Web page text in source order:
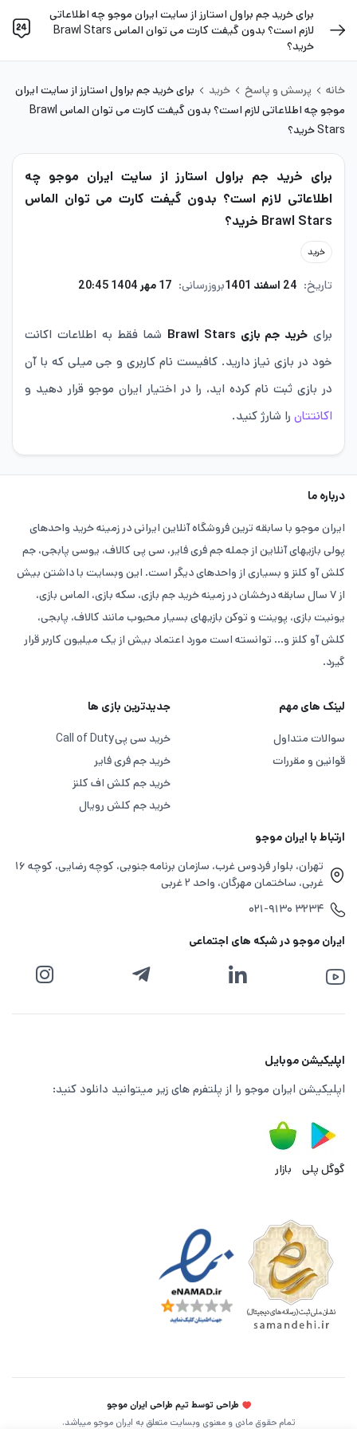
برای خرید جم براول استارز از سایت ایران موجو چه اطلاعاتی
لازم است؟ بدون گیفت کارت می توان الماس Brawl Stars
خرید؟
خانه پرسش و پاسخ خرید
برای خرید جم براول استارز از سایت ایران
موجو چه اطلاعاتی لازم است؟ بدون گیفت کارت می توان الماس Brawl
Stars خرید؟
برای خرید جم براول استارز از سایت ایران موجو چه
اطلاعاتی لازم است؟ بدون گیفت کارت می توان الماس
Brawl Stars خرید؟
خرید
تاریخ: 24 اسفند 1401 بروزرسانی: 17 مهر 1404 20:45
برای خرید جم بازی Brawl Stars
شما فقط به اطلاعات اکانت
خود در بازی نیاز دارید. کافیست نام کاربری و جی میلی که با آن
در بازی ثبت نام کرده اید، را در اختیار ایران موجو قرار دهید و
اکانتتان را شارژ کنید.
درباره ما
ایران موجو با سابقه ترین فروشگاه آنلاین ایرانی در زمینه خرید واحدهای
پولی بازیهای آنلاین از جمله جم فری فایر، سی پی کالاف، یوسی پابجی، جم
کلش آو کلنز و بسیاری از واحدهای دیگر است. این وبسایت با داشتن بیش
از ۷ سال سابقه درخشان در زمینه خرید جم بازی، سکه بازی، الماس بازی،
یونیت بازی، پوینت و توکن بازیهای بسیار محبوب مانند کالاف، پابجی،
کلش آو کلنز و... توانسته است مورد اعتماد بیش از یک میلیون کاربر قرار
گیرد.
لینک های مهم
سوالات متداول
قوانین و مقررات
جدیدترین بازی ها
خرید سی پیCall of Duty
خرید جم فری فایر
خرید جم کلش اف کلنز
خرید جم کلش رویال
ارتباط با ایران موجو
تهران، بلوار فردوس غرب، سازمان برنامه جنوبی، کوچه رضایی، کوچه ۱۶
غربی، ساختمان مهرگان، واحد ۲ غربی
۰۲۱-۹۱۳۰ ۳۲۳۴
ایران موجو در شبکه های اجتماعی
اپلیکیشن موبایل
اپلیکیشن ایران موجو را از پلتفرم های زیر میتوانید دانلود کنید:
گوگل پلی بازار
طراحی توسط تیم طراحی ایران موجو
تمام حقوق مادی و معنوی وبسایت متعلق به ایران موجو میباشد.